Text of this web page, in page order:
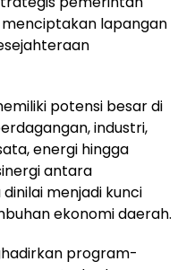
lapangan
potensi besar di
industri,
energi hingga
antara
menjadi kunci
ekonomi daerah.
program-